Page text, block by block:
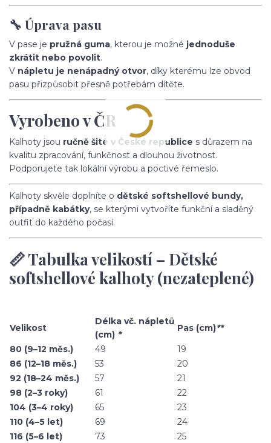
🔧 Úprava pasu
V pase je pružná guma, kterou je možné jednoduše
zkrátit nebo povolit.
V nápletu je nenápadný otvor, díky kterému lze obvod
pasu přizpůsobit přesně potřebám dítěte.
Vyrobeno v ČR
Kalhoty jsou ručně šité v České republice s důrazem na
kvalitu zpracování, funkčnost a dlouhou životnost.
Podporujete tak lokální výrobu a poctivé řemeslo.
Kalhoty skvěle doplníte o dětské softshellové bundy,
případně kabátky, se kterými vytvoříte funkční a sladěný
outfit do každého počasí.
📏 Tabulka velikostí – Dětské
softshellové kalhoty (nezateplené)
Velikost
Délka vč. nápletů
(cm) *
Pas (cm)**
80 (9–12 měs.)
49
19
86 (12–18 měs.)
53
20
92 (18–24 měs.)
57
21
98 (2–3 roky)
61
22
104 (3–4 roky)
65
23
110 (4–5 let)
69
24
116 (5–6 let)
73
25